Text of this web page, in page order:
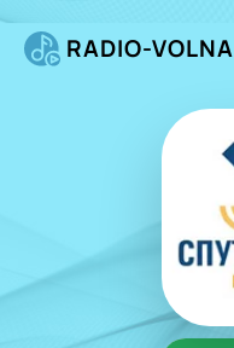
RADIO-VOLNA